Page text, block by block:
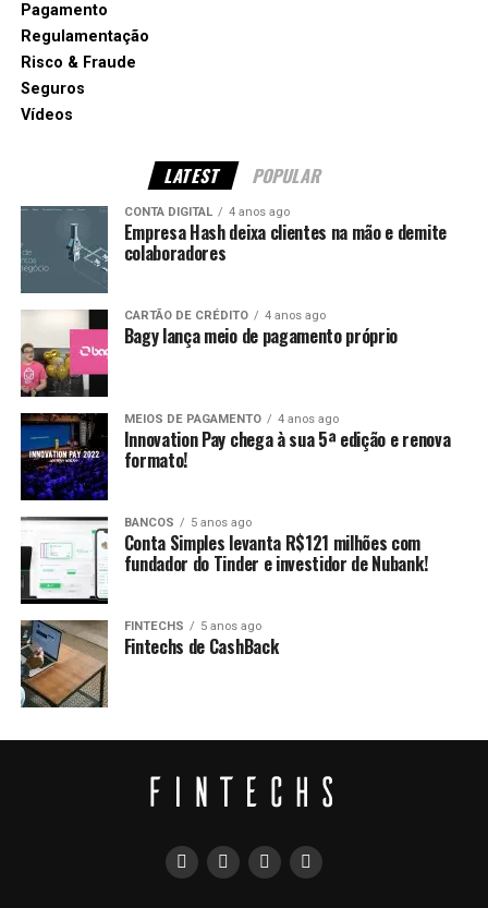
Pagamento
Regulamentação
Risco & Fraude
Seguros
Vídeos
LATEST POPULAR
CONTA DIGITAL 4 anos ago
Empresa Hash deixa clientes na mão e demite
colaboradores
CARTÃO DE CRÉDITO 4 anos ago
Bagy lança meio de pagamento próprio
MEIOS DE PAGAMENTO 4 anos ago
Innovation Pay chega à sua 5ª edição e renova
formato!
BANCOS 5 anos ago
Conta Simples levanta R$121 milhões com
fundador do Tinder e investidor de Nubank!
FINTECHS 5 anos ago
Fintechs de CashBack